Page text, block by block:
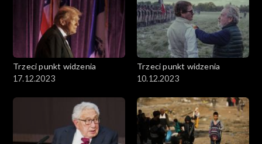
Trzeci punkt widzenia
17.12.2023
Trzeci punkt widzenia
10.12.2023